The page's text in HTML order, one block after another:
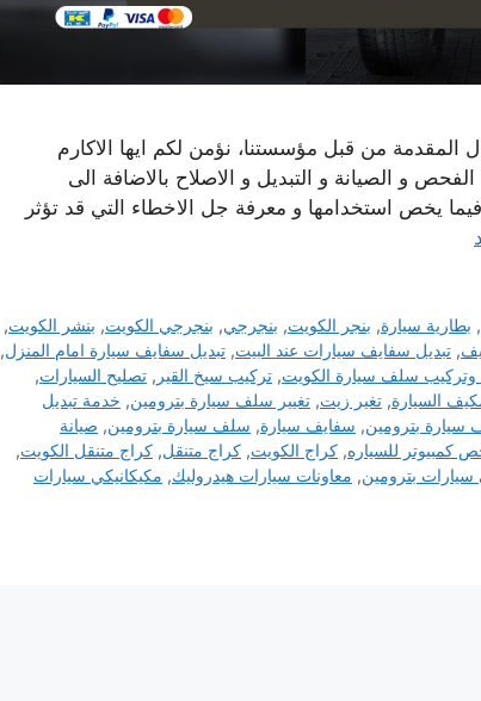
من قبل مؤسستنا، نؤمن لكم ايها الاكارم
و الصيانة و التبديل و الاصلاح بالاضافة الى
يخص استخدامها و معرفة جل الاخطاء التي قد تؤثر
, بطارية سيارة, بنجر الكويت, بنجرجي, بنجرجي الكويت, بنشر الكويت,
, تبديل سفايف سيارات عند البيت, تبديل سفايف سيارة امام المنزل,
وتركيب سلف سيارة الكويت, تركيب سيخ القير , تصليح السيارات,
السيارة, تغير زيت, تغيير سلف سيارة بترومين, خدمة تبديل
سيارة بترومين, سفايف سيارة, سلف سيارة بترومين, صيانة
كمبيوتر للسياره, كراج الكويت, كراج متنقل, كراج متنقل الكويت,
سيارات بترومين, معاونات سيارات هيدروليك, مكيكانيكي سيارات